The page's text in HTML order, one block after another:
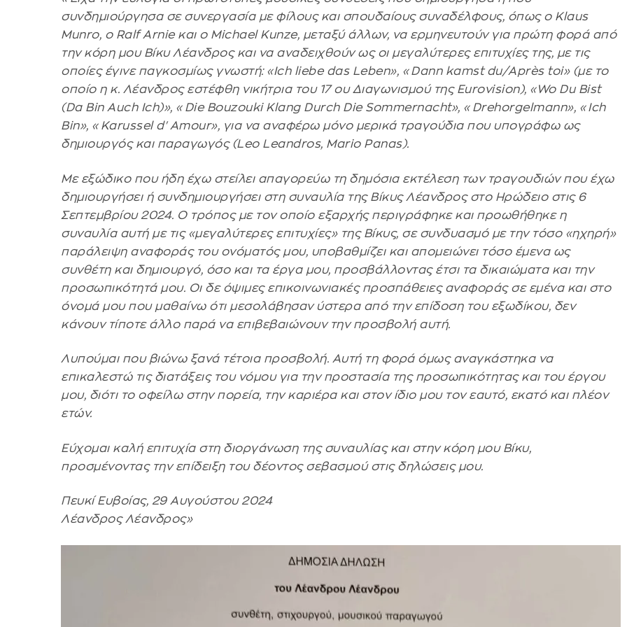
συνδημιούργησα σε συνεργασία με φίλους και σπουδαίους συναδέλφους, όπως ο Klaus
Munro, ο Ralf Arnie και ο Μichael Κunze, μεταξύ άλλων, να ερμηνευτούν για πρώτη φορά από
την κόρη μου Βίκυ Λέανδρος και να αναδειχθούν ως οι μεγαλύτερες επιτυχίες της, με τις
οποίες έγινε παγκοσμίως γνωστή: «Ich liebe das Leben», «Dann kamst du/Αprès toi» (με το
οποίο η κ. Λέανδρος εστέφθη νικήτρια του 17 ου Διαγωνισμού της Eurovision), «Wo Du Bist
(Da Bin Auch Ich)», «Die Bouzouki Klang Durch Die Sommernacht», «Drehorgelmann», «Ich
Bin», «Karussel d' Amour», για να αναφέρω μόνο μερικά τραγούδια που υπογράφω ως
δημιουργός και παραγωγός (Leo Leandros, Μario Panas).
Με εξώδικο που ήδη έχω στείλει απαγορεύω τη δημόσια εκτέλεση των τραγουδιών που έχω
δημιουργήσει ή συνδημιουργήσει στη συναυλία της Βίκυς Λέανδρος στο Ηρώδειο στις 6
Σεπτεμβρίου 2024. Ο τρόπος με τον οποίο εξαρχής περιγράφηκε και προωθήθηκε η
συναυλία αυτή με τις «μεγαλύτερες επιτυχίες» της Βίκυς, σε συνδυασμό με την τόσο «ηχηρή»
παράλειψη αναφοράς του ονόματός μου, υποβαθμίζει και απομειώνει τόσο έμενα ως
συνθέτη και δημιουργό, όσο και τα έργα μου, προσβάλλοντας έτσι τα δικαιώματα και την
προσωπικότητά μου. Οι δε όψιμες επικοινωνιακές προσπάθειες αναφοράς σε εμένα και στο
όνομά μου που μαθαίνω ότι μεσολάβησαν ύστερα από την επίδοση του εξωδίκου, δεν
κάνουν τίποτε άλλο παρά να επιβεβαιώνουν την προσβολή αυτή.
Λυπούμαι που βιώνω ξανά τέτοια προσβολή. Αυτή τη φορά όμως αναγκάστηκα να
επικαλεστώ τις διατάξεις του νόμου για την προστασία της προσωπικότητας και του έργου
μου, διότι το οφείλω στην πορεία, την καριέρα και στον ίδιο μου τον εαυτό, εκατό και πλέον
ετών.
Εύχομαι καλή επιτυχία στη διοργάνωση της συναυλίας και στην κόρη μου Βίκυ,
προσμένοντας την επίδειξη του δέοντος σεβασμού στις δηλώσεις μου.
Πευκί Ευβοίας, 29 Αυγούστου 2024
Λέανδρος Λέανδρος»